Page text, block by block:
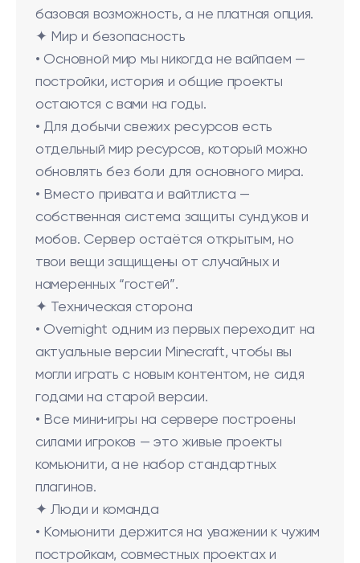
базовая возможность, а не платная опция.
✦ Мир и безопасность
• Основной мир мы никогда не вайпаем —
постройки, история и общие проекты
остаются с вами на годы.
• Для добычи свежих ресурсов есть
отдельный мир ресурсов, который можно
обновлять без боли для основного мира.
• Вместо привата и вайтлиста —
собственная система защиты сундуков и
мобов. Сервер остаётся открытым, но
твои вещи защищены от случайных и
намеренных “гостей”.
✦ Техническая сторона
• Overnight одним из первых переходит на
актуальные версии Minecraft, чтобы вы
могли играть с новым контентом, не сидя
годами на старой версии.
• Все мини‑игры на сервере построены
силами игроков — это живые проекты
комьюнити, а не набор стандартных
плагинов.
✦ Люди и команда
• Комьюнити держится на уважении к чужим
постройкам, совместных проектах и